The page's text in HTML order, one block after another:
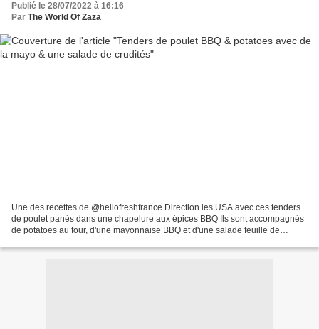
Publié le 28/07/2022 à 16:16
Par The World Of Zaza
Une des recettes de @hellofreshfrance Direction les USA avec ces tenders
de poulet panés dans une chapelure aux épices BBQ Ils sont accompagnés
de potatoes au four, d'une mayonnaise BBQ et d'une salade feuille de